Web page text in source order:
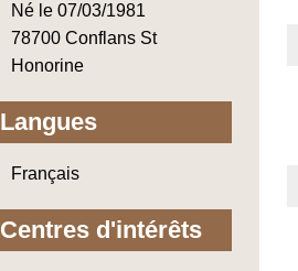
Né le 07/03/1981
78700 Conflans St
Honorine
Langues
Français
Centres d'intérêts